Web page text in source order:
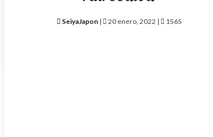
SeiyaJapon| 20 enero, 2022 | 1565